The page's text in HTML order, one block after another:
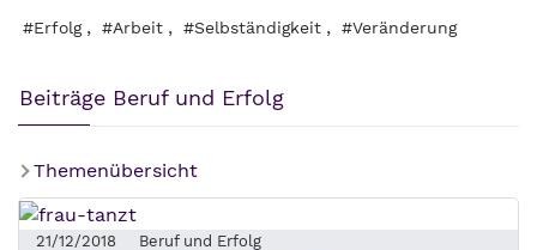
#Erfolg , #Arbeit , #Selbständigkeit , #Veränderung
Beiträge Beruf und Erfolg
Themenübersicht
21/12/2018 Beruf und Erfolg